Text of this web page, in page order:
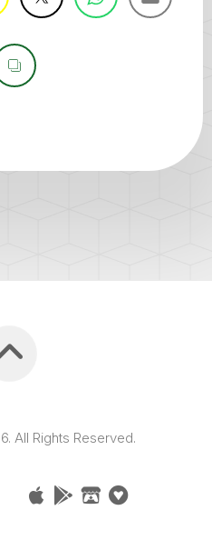
All Rights Reserved.